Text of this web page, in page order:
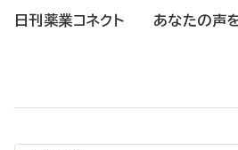
日刊薬業コネクト あなたの声を